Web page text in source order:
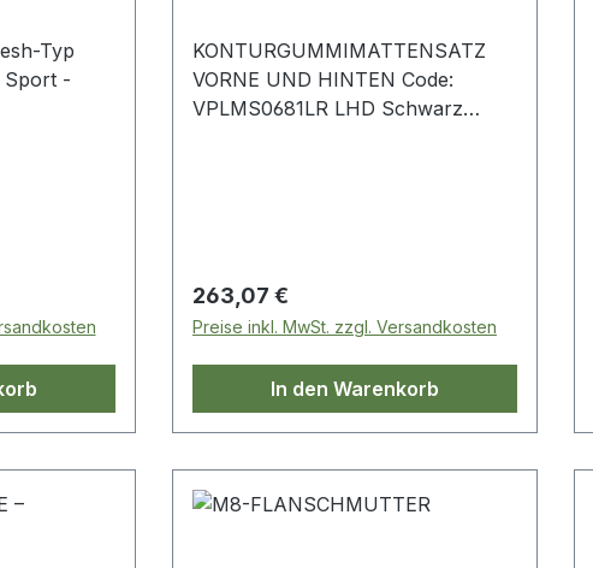
Typ
KONTURGUMMIMATTENSATZ
VORNE UND HINTEN Code:
VPLMS0681LR LHD Schwarz
Regulärer Preis:
263,07 €
Preise inkl. MwSt. zzgl. Versandkosten
In den Warenkorb